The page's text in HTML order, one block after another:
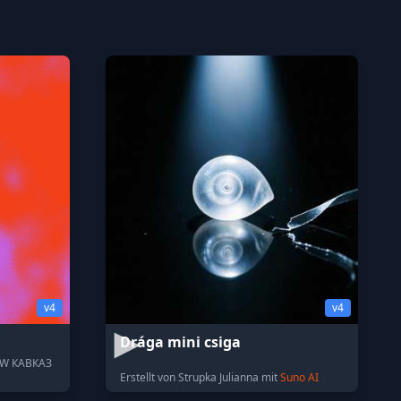
v4
КАВКАЗ
v4
Drága mini csiga
Erstellt von Strupka Julianna mitSuno AI